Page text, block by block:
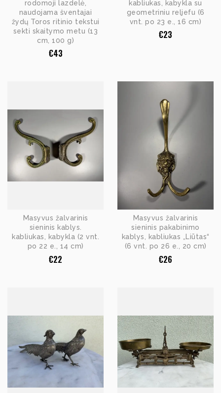
rodomoji lazdelė,
naudojama šventajai
žydų Toros ritinio tekstui
sekti skaitymo metu (13
cm, 100 g)
€43
kabliukas, kabykla su
geometriniu reljefu (6
vnt. po 23 e., 16 cm)
€23
Masyvus žalvarinis
sieninis kablys.
kabliukas, kabykla (2 vnt.
po 22 e., 14 cm)
€22
Masyvus žalvarinis
sieninis pakabinimo
kablys, kabliukas „Liūtas“
(6 vnt. po 26 e., 20 cm)
€26